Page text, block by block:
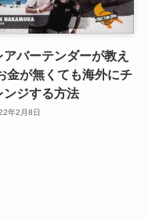
アバーテンダーが教え
金が無くても海外にチ
ンジする方法
年2月8日